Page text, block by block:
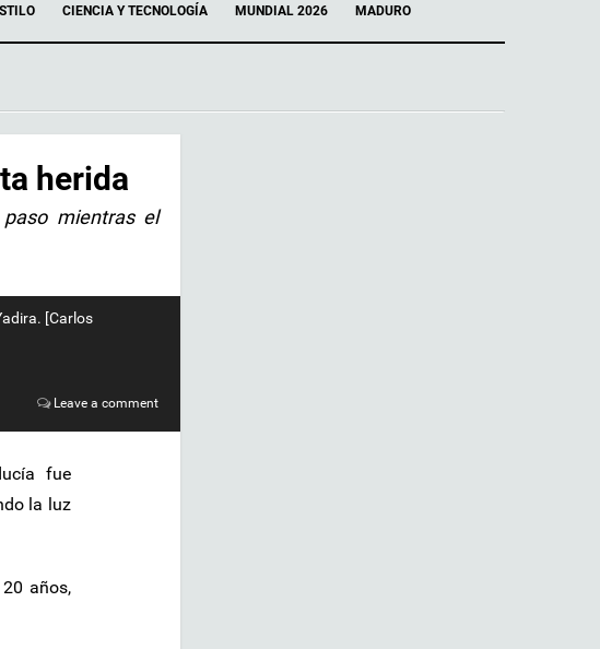
CIENCIA Y TECNOLOGÍA MUNDIAL 2026 MADURO
herida
mientras el
[Carlos
Leave a comment
fue
la luz
años,